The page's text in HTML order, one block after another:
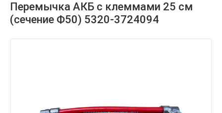
Перемычка АКБ с клеммами 25 см
(сечение Ф50) 5320-3724094